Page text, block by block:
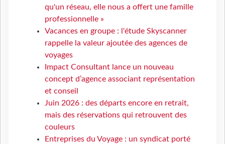
qu'un réseau, elle nous a offert une famille
professionnelle »
Vacances en groupe : l'étude Skyscanner
rappelle la valeur ajoutée des agences de
voyages
Impact Consultant lance un nouveau
concept d’agence associant représentation
et conseil
Juin 2026 : des départs encore en retrait,
mais des réservations qui retrouvent des
couleurs
Entreprises du Voyage : un syndicat porté